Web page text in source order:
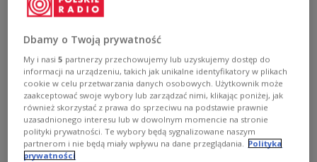
Tuesday edition of our current affairs magazine,
focused on the NATO summit in Ankara, Turkey
AUDIO 1
 28'04 
Dbamy o Twoją prywatność
My i nasi5 partnerzy przechowujemy lub uzyskujemy dostęp do
informacji na urządzeniu, takich jak unikalne identyfikatory w plikach
cookie w celu przetwarzania danych osobowych. Użytkownik może
zaakceptować swoje wybory lub zarządzać nimi, klikając poniżej, jak
również skorzystać z prawa do sprzeciwu na podstawie prawnie
uzasadnionego interesu lub w dowolnym momencie na stronie
polityki prywatności. Te wybory będą sygnalizowane naszym
partnerom i nie będą miały wpływu na dane przeglądania. Polityka
prywatności